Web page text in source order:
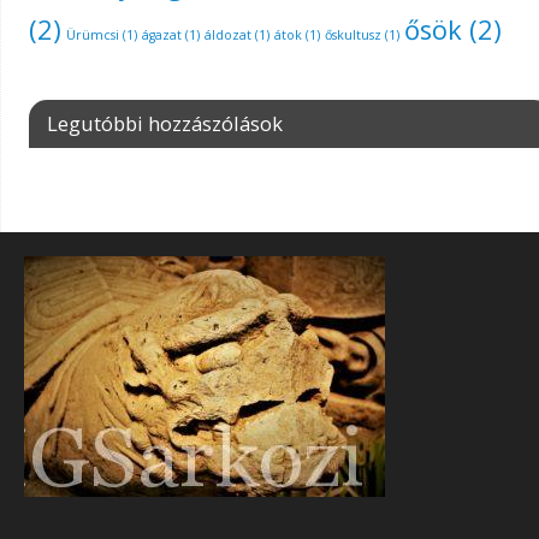
(2) Ürümcsi (1) ágazat(1) áldozat(1) átok(1) őskultusz (1) ősök(2)
Legutóbbi hozzászólások